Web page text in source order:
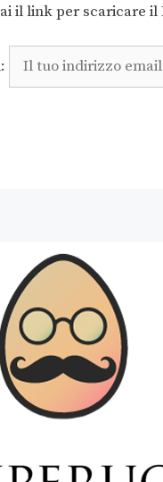
il link per scaricare il